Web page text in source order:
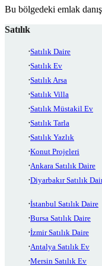
Bu bölgedeki emlak
Satılık
Satılık Daire
Satılık Ev
Satılık Arsa
Satılık Villa
Satılık Müstakil Ev
Satılık Tarla
Satılık Yazlık
Konut Projeleri
Ankara Satılık Daire
Diyarbakır Satılık
İstanbul Satılık Daire
Bursa Satılık Daire
İzmir Satılık Daire
Antalya Satılık Ev
Mersin Satılık Ev